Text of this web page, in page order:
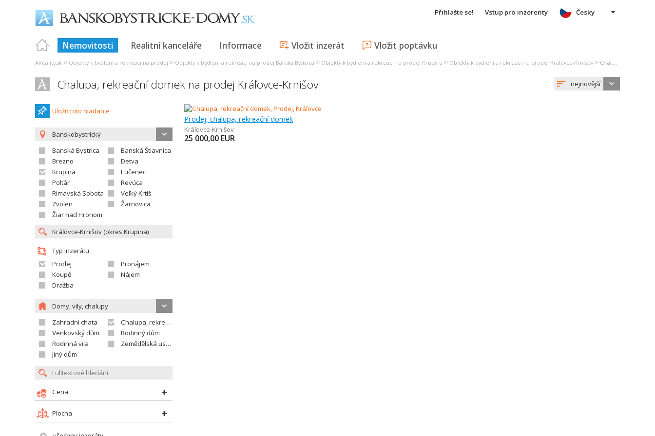
Přihlašte se! Vstup pro inzerenty
Nemovitosti Realitní kanceláře Informace Vložit inzerát Vložit poptávku
Česky
AReality.sk > Objekty k bydlení a rekreaci na prodej > Objekty k bydlení a rekreaci na prodej Banská Bystrica > Objekty k bydlení a rekreaci na prodej Krupina > Objekty k bydlení a rekreaci na prodej Kráľovce-Krnišov > Chalupa, rekreační domek na prodej Kráľovce-Krnišov
Chalupa, rekreační domek na prodej Kráľovce-Krnišov nejnovější
Uložiť toto hladanie
Banskobystrický
Banská Bystrica
Banská Štiavnica
Brezno
Detva
Krupina
Lučenec
Poltár
Revúca
Rimavská Sobota
Veľký Krtíš
Zvolen
Žarnovica
Žiar nad Hronom
Typ inzerátu
Prodej
Pronájem
Koupě
Nájem
Dražba
Domy, vily, chalupy
Zahradní chata
Chalupa, rekreační domek
Venkovský dům
Rodinný dům
Rodinná vila
Zemědělská usedlost
Jiný dům
Cena
Plocha
Prodej, chalupa, rekreační domek
Kráľovce-Krnišov
25 000,00 EUR